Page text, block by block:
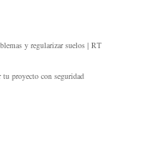
y regularizar suelos | RT
tu proyecto con seguridad